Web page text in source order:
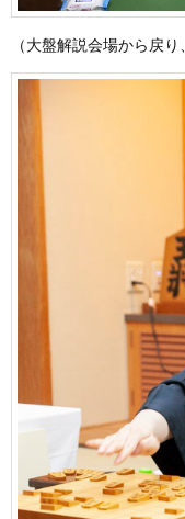
（大盤解説会場から戻